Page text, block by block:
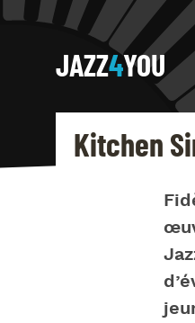
JAZZ4YOU
Kitchen